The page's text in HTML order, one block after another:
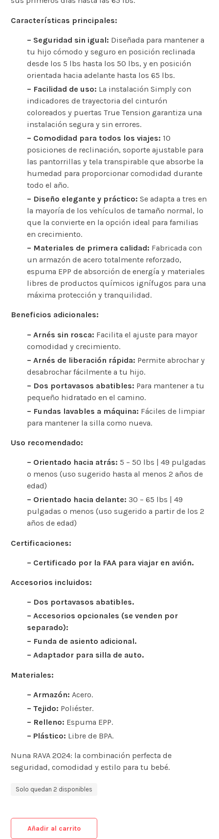
Características principales:
– Seguridad sin igual: Diseñada para mantener a
tu hijo cómodo y seguro en posición reclinada
desde los 5 lbs hasta los 50 lbs, y en posición
orientada hacia adelante hasta los 65 lbs.
– Facilidad de uso: La instalación Simply con
indicadores de trayectoria del cinturón
coloreados y puertas True Tension garantiza una
instalación segura y sin errores.
– Comodidad para todos los viajes: 10
posiciones de reclinación, soporte ajustable para
las pantorrillas y tela transpirable que absorbe la
humedad para proporcionar comodidad durante
todo el año.
– Diseño elegante y práctico: Se adapta a tres en
la mayoría de los vehículos de tamaño normal, lo
que la convierte en la opción ideal para familias
en crecimiento.
– Materiales de primera calidad: Fabricada con
un armazón de acero totalmente reforzado,
espuma EPP de absorción de energía y materiales
libres de productos químicos ignífugos para una
máxima protección y tranquilidad.
Beneficios adicionales:
– Arnés sin rosca: Facilita el ajuste para mayor
comodidad y crecimiento.
– Arnés de liberación rápida: Permite abrochar y
desabrochar fácilmente a tu hijo.
– Dos portavasos abatibles: Para mantener a tu
pequeño hidratado en el camino.
– Fundas lavables a máquina: Fáciles de limpiar
para mantener la silla como nueva.
Uso recomendado:
– Orientado hacia atrás: 5 – 50 lbs | 49 pulgadas
o menos (uso sugerido hasta al menos 2 años de
edad)
– Orientado hacia delante: 30 – 65 lbs | 49
pulgadas o menos (uso sugerido a partir de los 2
años de edad)
Certificaciones:
– Certificado por la FAA para viajar en avión.
Accesorios incluidos:
– Dos portavasos abatibles.
– Accesorios opcionales (se venden por
separado):
– Funda de asiento adicional.
– Adaptador para silla de auto.
Materiales:
– Armazón: Acero.
– Tejido: Poliéster.
– Relleno: Espuma EPP.
– Plástico: Libre de BPA.
Nuna RAVA 2024: la combinación perfecta de
seguridad, comodidad y estilo para tu bebé.
Solo quedan 2 disponibles
Añadir al carrito